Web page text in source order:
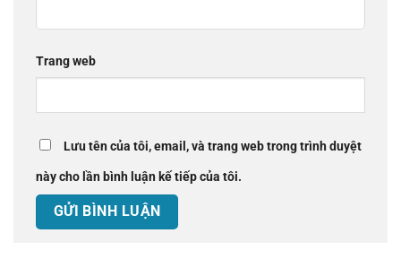
Trang web
Lưu tên của tôi, email, và trang web trong trình duyệt
này cho lần bình luận kế tiếp của tôi.